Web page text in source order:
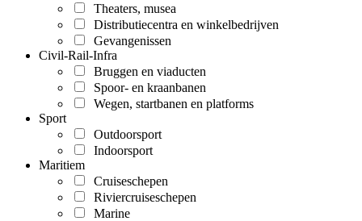
Theaters, musea
Distributiecentra en winkelbedrijven
Gevangenissen
Civil-Rail-Infra
Bruggen en viaducten
Spoor- en kraanbanen
Wegen, startbanen en platforms
Sport
Outdoorsport
Indoorsport
Maritiem
Cruiseschepen
Riviercruiseschepen
Marine